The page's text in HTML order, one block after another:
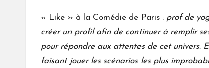
« Like » à la Comédie de Paris : prof de
créer un profil afin de continuer à remplir
pour répondre aux attentes de cet univers.
faisant jouer les scénarios les plus